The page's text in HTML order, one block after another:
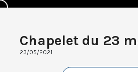
Chapelet du 23
23/05/2021